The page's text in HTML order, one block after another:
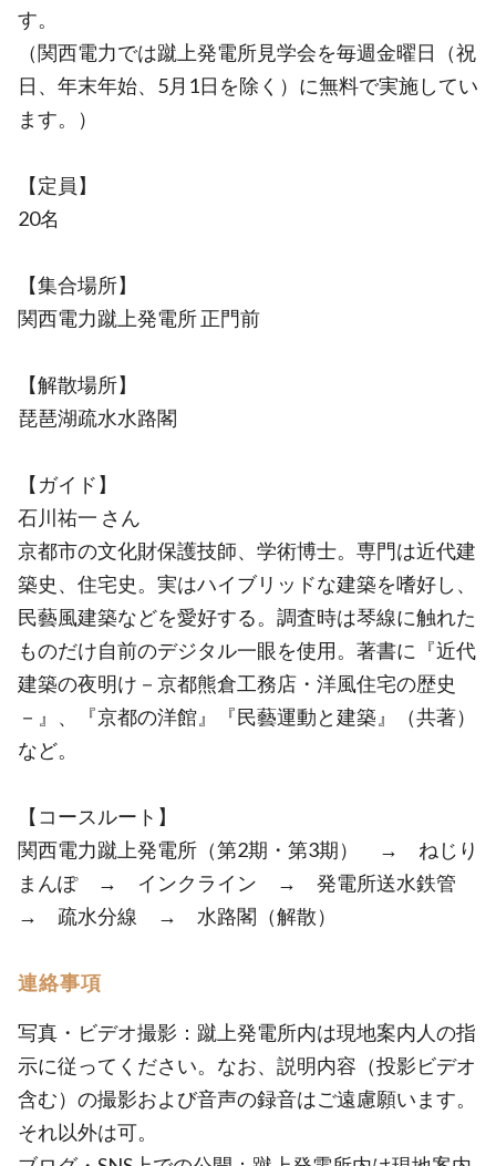
す。
（関西電力では蹴上発電所見学会を毎週金曜日（祝
日、年末年始、5月1日を除く）に無料で実施してい
ます。）
【定員】
20名
【集合場所】
関西電力蹴上発電所 正門前
【解散場所】
琵琶湖疏水水路閣
【ガイド】
石川祐一 さん
京都市の文化財保護技師、学術博士。専門は近代建
築史、住宅史。実はハイブリッドな建築を嗜好し、
民藝風建築などを愛好する。調査時は琴線に触れた
ものだけ自前のデジタル一眼を使用。著書に『近代
建築の夜明け－京都熊倉工務店・洋風住宅の歴史
－』、『京都の洋館』『民藝運動と建築』（共著）
など。
【コースルート】
関西電力蹴上発電所（第2期・第3期） → ねじり
まんぽ → インクライン → 発電所送水鉄管
→ 疏水分線 → 水路閣（解散）
連絡事項
写真・ビデオ撮影：蹴上発電所内は現地案内人の指
示に従ってください。なお、説明内容（投影ビデオ
含む）の撮影および音声の録音はご遠慮願います。
それ以外は可。